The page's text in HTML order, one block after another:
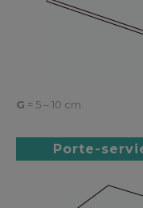
G = 5 – 10 cm.
Porte-